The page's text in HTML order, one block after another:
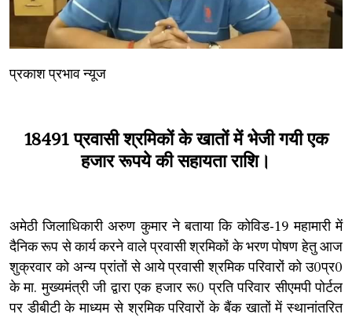
प्रकाश प्रभाव न्यूज
18491 प्रवासी श्रमिकों के खातों में भेजी गयी एक
हजार रूपये की सहायता राशि।
अमेठी जिलाधिकारी अरुण कुमार ने बताया कि कोविड-19 महामारी में
दैनिक रूप से कार्य करने वाले प्रवासी श्रमिकों के भरण पोषण हेतु आज
शुक्रवार को अन्य प्रांतों से आये प्रवासी श्रमिक परिवारों को उ0प्र0
के मा. मुख्यमंत्री जी द्वारा एक हजार रू0 प्रति परिवार सीएमपी पोर्टल
पर डीबीटी के माध्यम से श्रमिक परिवारों के बैंक खातों में स्थानांतरित